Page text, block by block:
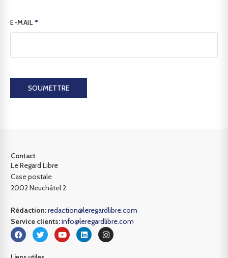
E-MAIL *
SOUMETTRE
Contact
Le Regard Libre
Case postale
2002 Neuchâtel 2
Rédaction:redaction@leregardlibre.com
Service clients:info@leregardlibre.com